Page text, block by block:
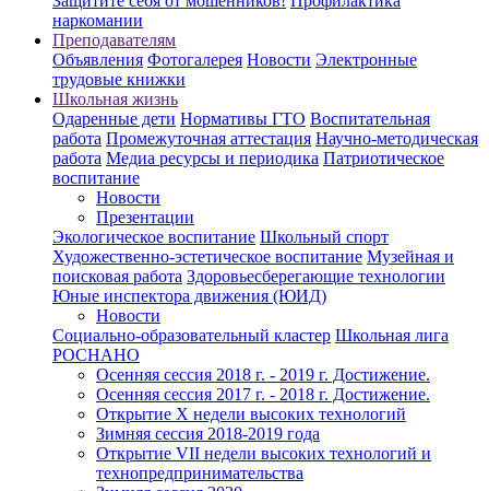
наркомании
Преподавателям
Объявления Фотогалерея Новости Электронные
трудовые книжки
Школьная жизнь
Одаренные дети Нормативы ГТО Воспитательная
работа Промежуточная аттестация Научно-методическая
работа Медиа ресурсы и периодика Патриотическое
воспитание
Новости
Презентации
Экологическое воспитание Школьный спорт
Художественно-эстетическое воспитание Музейная и
поисковая работа Здоровьесберегающие технологии
Юные инспектора движения (ЮИД)
Новости
Социально-образовательный кластер Школьная лига
РОСНАНО
Осенняя сессия 2018 г. - 2019 г. Достижение.
Осенняя сессия 2017 г. - 2018 г. Достижение.
Открытие X недели высоких технологий
Зимняя сессия 2018-2019 года
Открытие VII недели высоких технологий и
технопредпринимательства